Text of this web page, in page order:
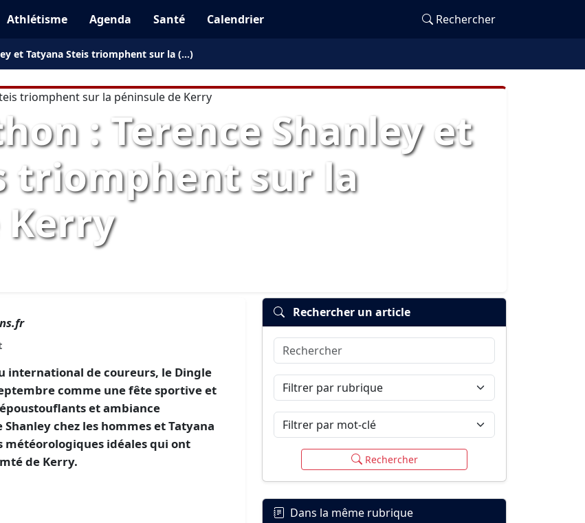
Athlétisme Agenda Santé Calendrier Rechercher
et Tatyana Steis triomphent sur la (…)
: Terence Shanley et
triomphent sur la
Kerry
international de coureurs, le Dingle
comme une fête sportive et
et ambiance
chez les hommes et Tatyana
météorologiques idéales qui ont
de Kerry.
Rechercher un article
Rechercher
Filtrer par rubrique
Filtrer par mot-clé
Rechercher
Dans la même rubrique